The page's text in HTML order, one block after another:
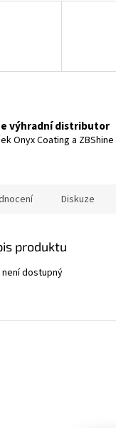
výhradní distributor
Onyx Coating a ZBShine
Diskuze
produktu
dostupný